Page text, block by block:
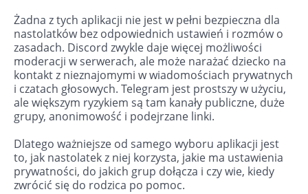
Żadna z tych aplikacji nie jest w pełni bezpieczna dla
nastolatków bez odpowiednich ustawień i rozmów o
zasadach. Discord zwykle daje więcej możliwości
moderacji w serwerach, ale może narażać dziecko na
kontakt z nieznajomymi w wiadomościach prywatnych
i czatach głosowych. Telegram jest prostszy w użyciu,
ale większym ryzykiem są tam kanały publiczne, duże
grupy, anonimowość i podejrzane linki.
Dlatego ważniejsze od samego wyboru aplikacji jest
to, jak nastolatek z niej korzysta, jakie ma ustawienia
prywatności, do jakich grup dołącza i czy wie, kiedy
zwrócić się do rodzica po pomoc.